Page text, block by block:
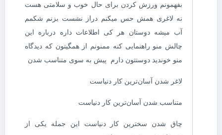
بفهمونم ورزش کردن برای حال خوب و سلامتی هست
نه لاغری همش حس میکنم دراز نشست بزنم شکمم
آب میشه دوستان هر کی اطلاعات داره درباره این
چالش منو راهنمایی کنه ممنونم از همگیتون که دیدگاه
منو خوندید دوستتون دارم پیش به سوی متناسب شدن
لاغر شدن آسان‌ترین کار دنیاست
متناسب شدن آسان‌ترین کار دنیاست
چاق شدن سخترین کار دنیاست این جمله یکی از